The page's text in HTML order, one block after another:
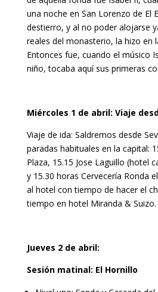
una noche en San Lorenzo de El
destierro, y al no poder alojarse
reales del monasterio, la hizo en
Entonces fue, cuando el músico
niño, tocaba aquí sus primeras
Miércoles 1 de abril: Viaje
Viaje de ida: Saldremos desde
paradas habituales en la capital:
Plaza, 15.15 Jose Laguillo (hotel
y 15.30 horas Cervecería Ronda
al hotel con tiempo de hacer el
tiempo en hotel Miranda & Suizo.
Jueves 2 de abril:
Sesión matinal: El Hornillo